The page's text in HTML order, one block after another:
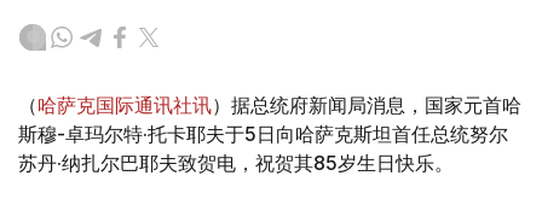
（哈萨克国际通讯社讯）据总统府新闻局消息，国家元首哈
斯穆-卓玛尔特·托卡耶夫于5日向哈萨克斯坦首任总统努尔
苏丹·纳扎尔巴耶夫致贺电，祝贺其85岁生日快乐。